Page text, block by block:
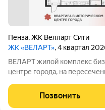
Пенза,ЖК Велларт Сити
ЖК «ВЕЛАРТ», 4 квартал
ВЕЛАРТ жилой комплекс
центре города, на
своей архитектурой Клинкерная плитка и композитные панели
Позвонить